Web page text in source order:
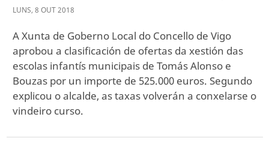
LUNS, 8 OUT2018
A Xunta de Goberno Local do Concello de Vigo
aprobou a clasificación de ofertas da xestión das
escolas infantís municipais de Tomás Alonso e
Bouzas por un importe de 525.000 euros. Segundo
explicou o alcalde, as taxas volverán a conxelarse o
vindeiro curso.